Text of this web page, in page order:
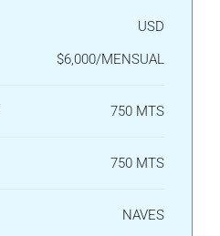
USD
$6,000/MENSUAL
750 MTS
750 MTS
NAVES